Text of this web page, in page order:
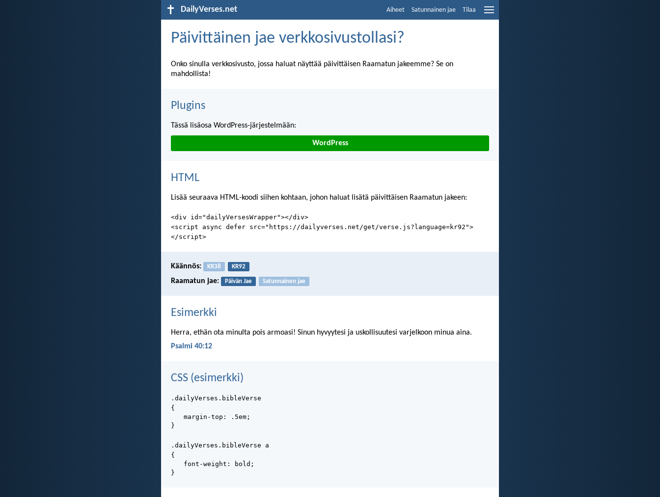
DailyVerses.net Aiheet Satunnainen jae Tilaa
Päivittäinen jae verkkosivustollasi?
Onko sinulla verkkosivusto, jossa haluat näyttää päivittäisen Raamatun jakeemme? Se on
mahdollista!
Plugins
Tässä lisäosa WordPress-järjestelmään:
WordPress
HTML
Lisää seuraava HTML-koodi siihen kohtaan, johon haluat lisätä päivittäisen Raamatun jakeen:
<div id="dailyVersesWrapper"></div>
<script async defer src="https://dailyverses.net/get/verse.js?language=kr92">
</script>
Käännös: KR38 KR92
Raamatun jae: Päivän Jae Satunnainen jae
Esimerkki
Herra, ethän ota minulta pois armoasi! Sinun hyvyytesi ja uskollisuutesi varjelkoon minua aina.
Psalmi 40:12
CSS (esimerkki)
.dailyVerses.bibleVerse
{
margin-top: .5em;
}
.dailyVerses.bibleVerse a
{
font-weight: bold;
}